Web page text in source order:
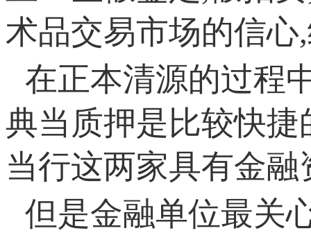
术品交易市场的信
在正本清源的过程
典当质押是比较快
当行这两家具有金
但是金融单位最关